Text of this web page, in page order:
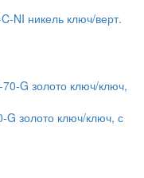
NI никель ключ/верт.
золото ключ/ключ, с